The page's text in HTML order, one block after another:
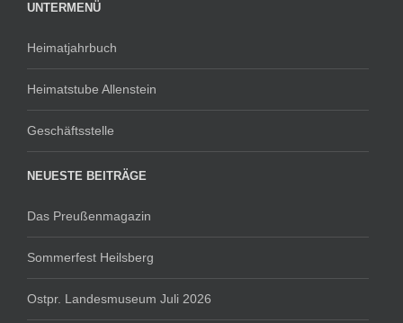
UNTERMENÜ
Heimatjahrbuch
Heimatstube Allenstein
Geschäftsstelle
NEUESTE BEITRÄGE
Das Preußenmagazin
Sommerfest Heilsberg
Ostpr. Landesmuseum Juli 2026